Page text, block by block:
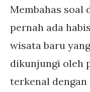
Membahas soal
pernah ada
wisata baru
dikunjungi oleh
terkenal dengan